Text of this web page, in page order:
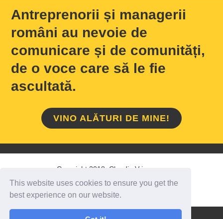
This website uses cookies to ensure you get the
best experience on our website.
Antreprenorii și managerii
români au nevoie de
comunicare și de comunități,
de o voce care să le fie
ascultată.
VINO ALĂTURI DE MINE!
Copyright 2018 Claudiu Vrinceanu
HOME / DESPRE MINE CONTACT